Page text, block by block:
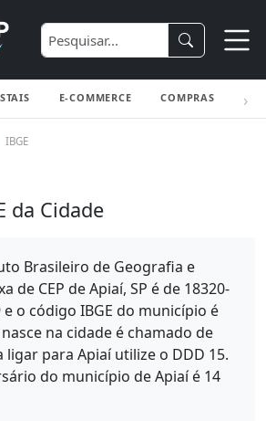
E-COMMERCE COMPRAS
IBGE
da Cidade
Brasileiro de Geografia e
de CEP de Apiaí, SP é de 18320-
e o código IBGE do município é
na cidade é chamado de
ligar para Apiaí utilize o DDD 15.
do município de Apiaí é 14